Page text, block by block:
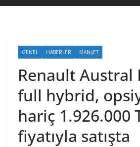
GENEL HABERLER MANŞET
Renault Austral
full hybrid,
hariç 1.926.000
fiyatıyla satışta